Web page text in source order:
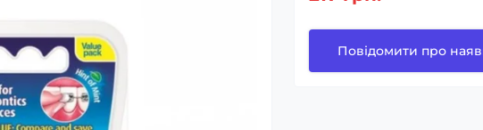
Повідомити про